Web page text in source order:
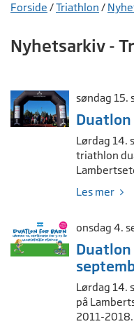
Forside /Triathlon /
Nyhetsarkiv -
søndag 15.
Lørdag 14.
triathlon
Les mer
onsdag 4.
Duatlon
Lørdag 14.
på
2011-